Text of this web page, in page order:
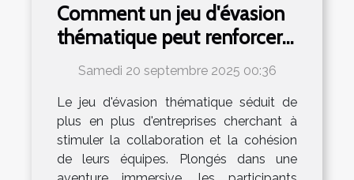
Comment un jeu d'évasion
thématique peut renforcer
l'esprit d'équipe ?
Samedi 20 septembre 2025 00:36
Le jeu d'évasion thématique séduit de
plus en plus d'entreprises cherchant à
stimuler la collaboration et la cohésion
de leurs équipes. Plongés dans une